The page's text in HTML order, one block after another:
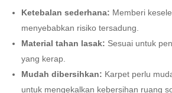
Ketebalan sederhana: Memberi
menyebabkan risiko tersadung.
Material tahan lasak: Sesuai untuk
yang kerap.
Mudah dibersihkan: Karpet perlu
untuk mengekalkan kebersihan ruang